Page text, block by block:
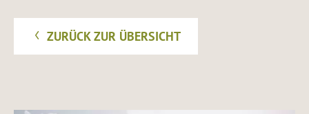
ZURÜCK ZUR ÜBERSICHT